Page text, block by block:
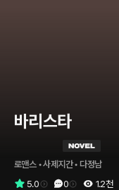
바리스타
로맨스 • 사제지간 • 다정남
5.0
0 1.2천